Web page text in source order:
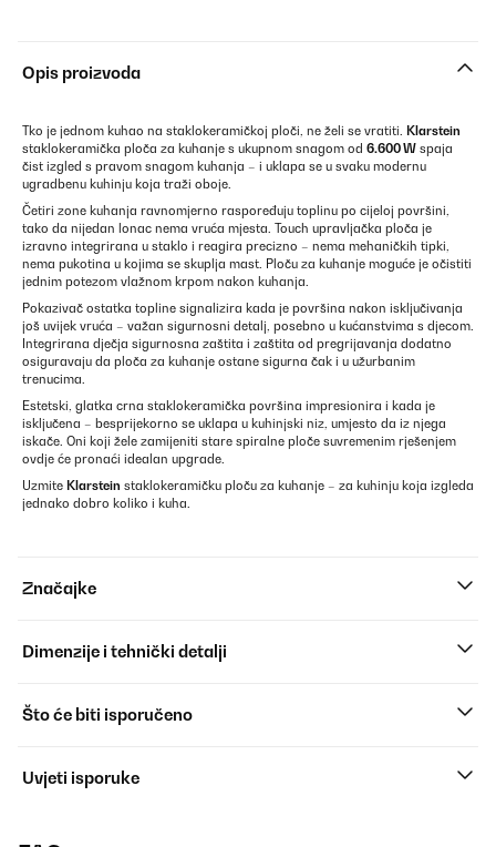
Opis proizvoda
Tko je jednom kuhao na staklokeramičkoj ploči, ne želi se vratiti. Klarstein
staklokeramička ploča za kuhanje s ukupnom snagom od 6.600 W spaja
čist izgled s pravom snagom kuhanja – i uklapa se u svaku modernu
ugradbenu kuhinju koja traži oboje.
Četiri zone kuhanja ravnomjerno raspoređuju toplinu po cijeloj površini,
tako da nijedan lonac nema vruća mjesta. Touch upravljačka ploča je
izravno integrirana u staklo i reagira precizno – nema mehaničkih tipki,
nema pukotina u kojima se skuplja mast. Ploču za kuhanje moguće je očistiti
jednim potezom vlažnom krpom nakon kuhanja.
Pokazivač ostatka topline signalizira kada je površina nakon isključivanja
još uvijek vruća – važan sigurnosni detalj, posebno u kućanstvima s djecom.
Integrirana dječja sigurnosna zaštita i zaštita od pregrijavanja dodatno
osiguravaju da ploča za kuhanje ostane sigurna čak i u užurbanim
trenucima.
Estetski, glatka crna staklokeramička površina impresionira i kada je
isključena – besprijekorno se uklapa u kuhinjski niz, umjesto da iz njega
iskače. Oni koji žele zamijeniti stare spiralne ploče suvremenim rješenjem
ovdje će pronaći idealan upgrade.
Uzmite Klarstein staklokeramičku ploču za kuhanje – za kuhinju koja izgleda
jednako dobro koliko i kuha.
Značajke
Dimenzije i tehnički detalji
Što će biti isporučeno
Uvjeti isporuke